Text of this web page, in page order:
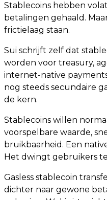
Stablecoins hebben
betalingen gehaald.
frictielaag staan.
Sui schrijft zelf dat
worden voor treasury,
internet-native
nog steeds secundaire
de kern.
Stablecoins willen
voorspelbare waarde,
bruikbaarheid. Een
Het dwingt gebruikers
Gasless stablecoin
dichter naar gewone